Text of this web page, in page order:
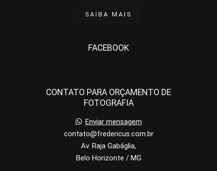
SAIBA MAIS
FACEBOOK
CONTATO PARA ORÇAMENTO DE
FOTOGRAFIA
Enviar mensagem
contato@fredericus.com.br
Av. Raja Gabáglia,
Belo Horizonte / MG